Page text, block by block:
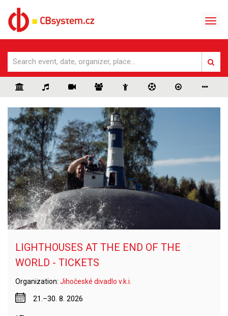
LIGHTHOUSES AT THE END OF THE
WORLD - TICKETS
Organization: Jihočeské divadlo v.k.i.
21.–30. 8. 2026